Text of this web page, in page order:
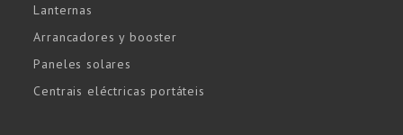
Lanternas
Arrancadores y booster
Paneles solares
Centrais eléctricas portáteis